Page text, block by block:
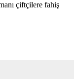
çiftçilere fahiş